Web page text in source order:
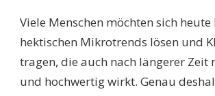
Viele Menschen möchten sich heute
hektischen Mikrotrends lösen und
tragen, die auch nach längerer Zeit
und hochwertig wirkt. Genau